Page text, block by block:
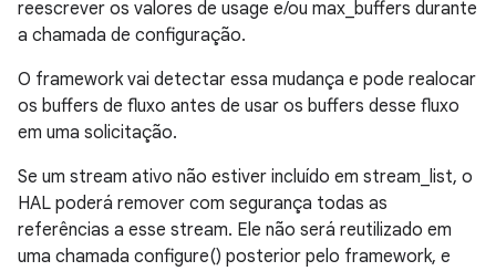
reescrever os valores de usage e/ou max_buffers durante
a chamada de configuração.
O framework vai detectar essa mudança e pode realocar
os buffers de fluxo antes de usar os buffers desse fluxo
em uma solicitação.
Se um stream ativo não estiver incluído em stream_list, o
HAL poderá remover com segurança todas as
referências a esse stream. Ele não será reutilizado em
uma chamada configure() posterior pelo framework, e